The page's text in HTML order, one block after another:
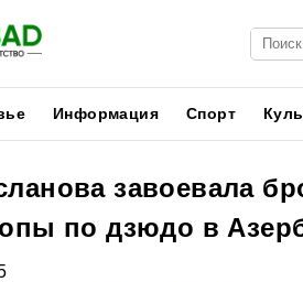
Информация Спорт
завоевала
по дзюдо в